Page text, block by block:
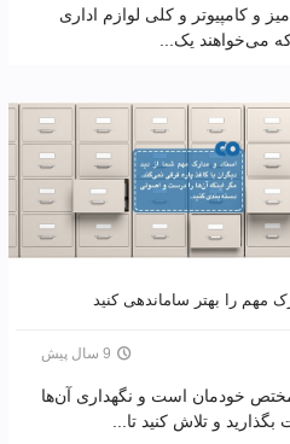
و کامپیوتر و کلی لوازم اداری
می‌خواهند یک...
مهم را بهتر ساماندهی کنید
9 سال پیش
خودمان است و نگهداری آن‌ها
و تلاش کنید تا...